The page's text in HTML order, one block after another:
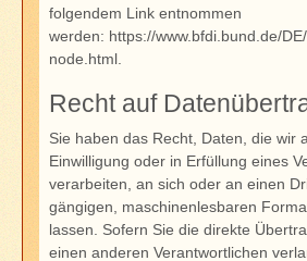
folgendem Link entnommen
werden: https://www.bfdi.bund.de/
node.html
Recht auf
Sie haben das Recht, Daten, die wir
Einwilligung oder in Erfüllung eines
verarbeiten, an sich oder an einen
gängigen, maschinenlesbaren
lassen. Sofern Sie die direkte
einen anderen Verantwortlichen